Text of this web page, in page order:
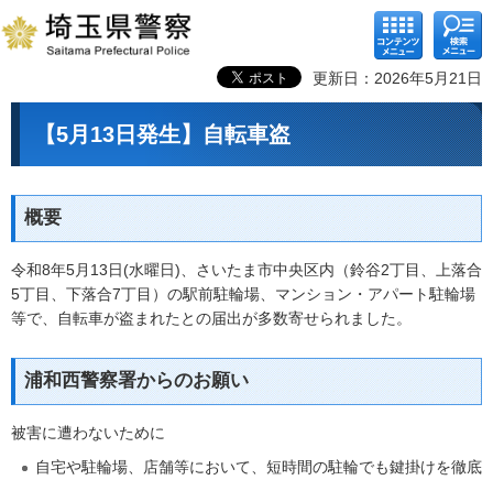
コンテ
ンツメ
ニュー
検索メ
ニュー
更新日：2026年5月21日
【5月13日発生】自転車盗
概要
令和8年5月13日(水曜日)、さいたま市中央区内（鈴谷2丁目、上落合
5丁目、下落合7丁目）の駅前駐輪場、マンション・アパート駐輪場
等で、自転車が盗まれたとの届出が多数寄せられました。
浦和西警察署からのお願い
被害に遭わないために
自宅や駐輪場、店舗等において、短時間の駐輪でも鍵掛けを徹底